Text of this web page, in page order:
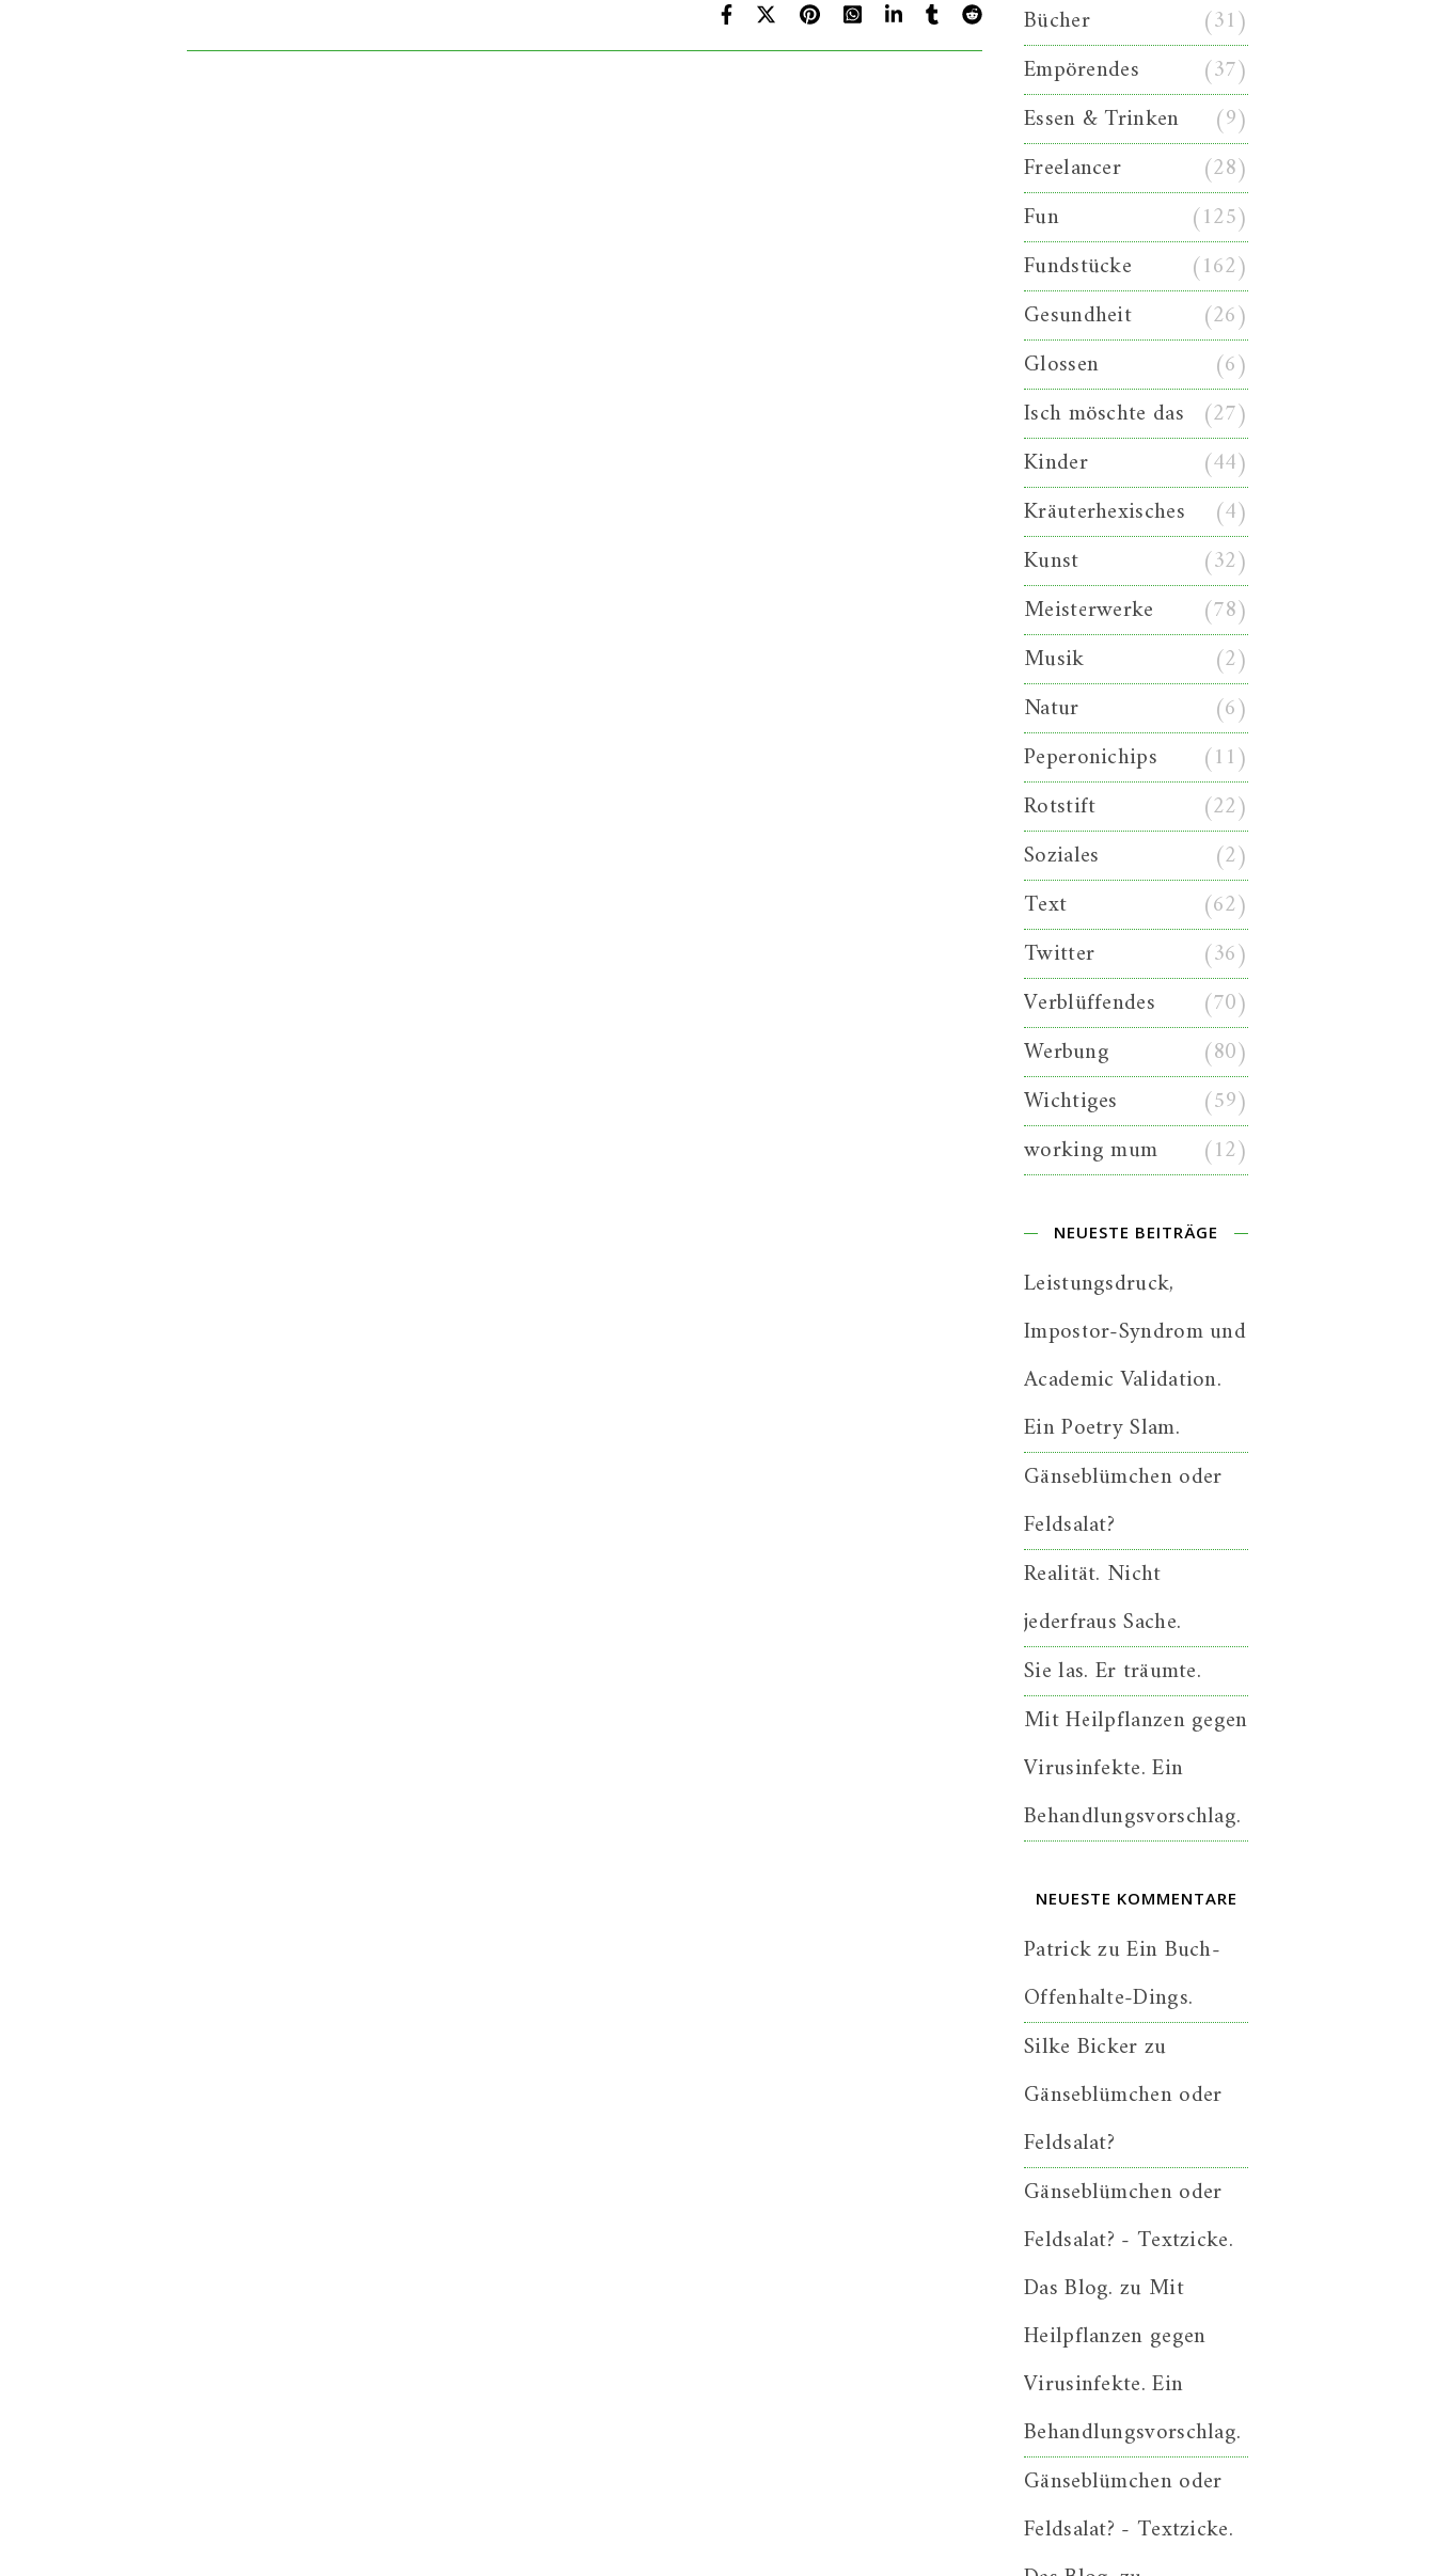
Bücher
(31)
Empörendes
(37)
Essen & Trinken
(9)
Freelancer
(28)
Fun
(125)
Fundstücke
(162)
Gesundheit
(26)
Glossen
(6)
Isch möschte das (27)
Kinder
(44)
Kräuterhexisches
(4)
Kunst
(32)
Meisterwerke
(78)
Musik
(2)
Natur
(6)
Peperonichips
(11)
Rotstift
(22)
Soziales
(2)
Text
(62)
Twitter
(36)
Verblüffendes
(70)
Werbung
(80)
Wichtiges
(59)
working mum
(12)
NEUESTE BEITRÄGE
Leistungsdruck,
Impostor-Syndrom und
Academic Validation.
Ein Poetry Slam.
Gänseblümchen oder
Feldsalat?
Realität. Nicht
jederfraus Sache.
Sie las. Er träumte.
Mit Heilpflanzen gegen
Virusinfekte. Ein
Behandlungsvorschlag.
NEUESTE KOMMENTARE
PatrickzuEin Buch-
Offenhalte-Dings.
Silke Bickerzu
Gänseblümchen oder
Feldsalat?
Gänseblümchen oder
Feldsalat? - Textzicke.
Das Blog. zu Mit
Heilpflanzen gegen
Virusinfekte. Ein
Behandlungsvorschlag.
Gänseblümchen oder
Feldsalat? - Textzicke.